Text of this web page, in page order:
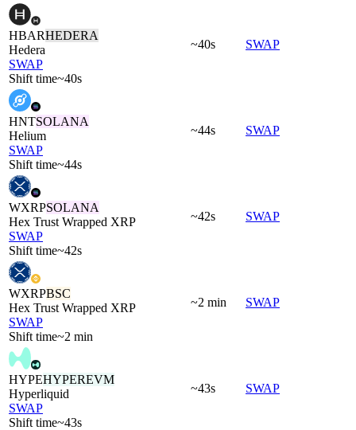
HBARHEDERA
Hedera
SWAP
Shift time~40s
~40s SWAP
HNTSOLANA
Helium
SWAP
Shift time~44s
~44s SWAP
WXRPSOLANA
Hex Trust Wrapped XRP
SWAP
Shift time~42s
~42s SWAP
WXRPBSC
Hex Trust Wrapped XRP
SWAP
Shift time~2 min
~2 min SWAP
HYPEHYPEREVM
Hyperliquid
SWAP
Shift time~43s
~43s SWAP